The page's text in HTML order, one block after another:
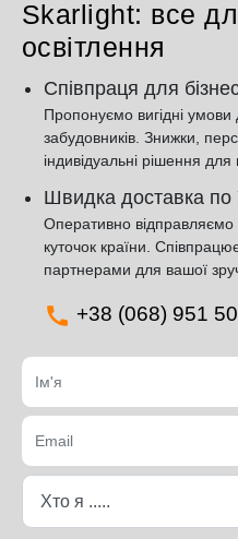
Skarlight: все
освітлення
Співпраця для
Пропонуємо вигідні умови
забудовників. Знижки,
індивідуальні рішення для
Швидка доставка по
Оперативно
куточок країни.
партнерами для вашої
+38 (068) 951